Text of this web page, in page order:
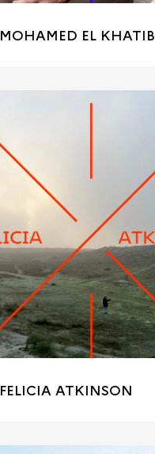
MOHAMED EL KHATIB
FELICIA ATKINSON